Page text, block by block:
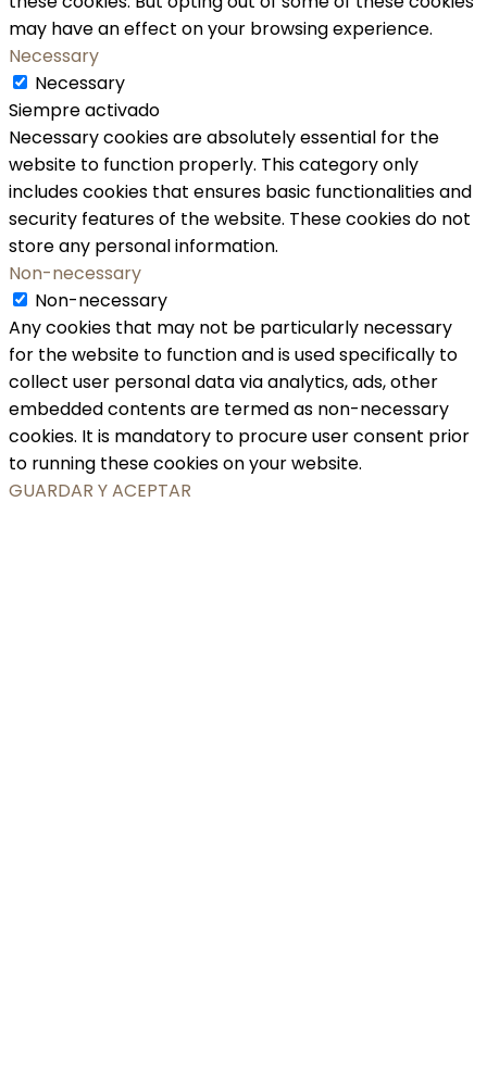
may have an effect on your browsing experience.
Necessary
Necessary
Siempre activado
Necessary cookies are absolutely essential for the
website to function properly. This category only
includes cookies that ensures basic functionalities and
security features of the website. These cookies do not
store any personal information.
Non-necessary
Non-necessary
Any cookies that may not be particularly necessary
for the website to function and is used specifically to
collect user personal data via analytics, ads, other
embedded contents are termed as non-necessary
cookies. It is mandatory to procure user consent prior
to running these cookies on your website.
GUARDAR Y ACEPTAR